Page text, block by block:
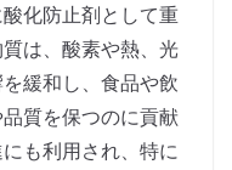
化防止剤として重
は、酸素や熱、光
緩和し、食品や飲
質を保つのに貢献
も利用され、特に